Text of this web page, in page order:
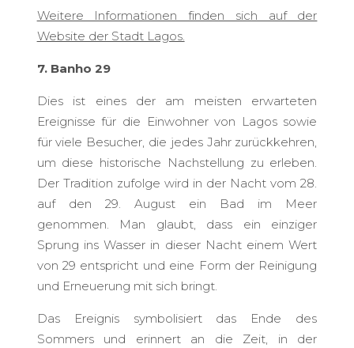
Weitere Informationen finden sich auf der
Website der Stadt Lagos.
7. Banho 29
Dies ist eines der am meisten erwarteten
Ereignisse für die Einwohner von Lagos sowie
für viele Besucher, die jedes Jahr zurückkehren,
um diese historische Nachstellung zu erleben.
Der Tradition zufolge wird in der Nacht vom 28.
auf den 29. August ein Bad im Meer
genommen. Man glaubt, dass ein einziger
Sprung ins Wasser in dieser Nacht einem Wert
von 29 entspricht und eine Form der Reinigung
und Erneuerung mit sich bringt.
Das Ereignis symbolisiert das Ende des
Sommers und erinnert an die Zeit, in der